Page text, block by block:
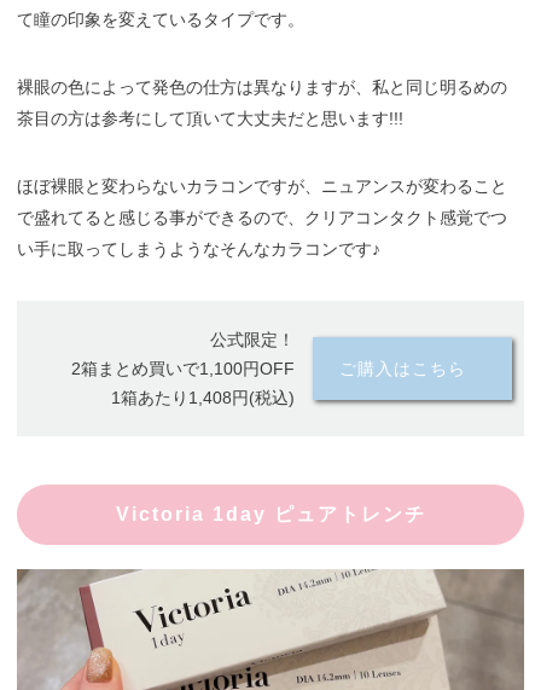
て瞳の印象を変えているタイプです。
裸眼の色によって発色の仕方は異なりますが、私と同じ明るめの
茶目の方は参考にして頂いて大丈夫だと思います!!!
ほぼ裸眼と変わらないカラコンですが、ニュアンスが変わること
で盛れてると感じる事ができるので、クリアコンタクト感覚でつ
い手に取ってしまうようなそんなカラコンです♪
公式限定！
2箱まとめ買いで1,100円OFF
1箱あたり1,408円(税込)
ご購入はこちら
Victoria 1day ピュアトレンチ